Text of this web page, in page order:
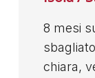
8 mesi
chiara,